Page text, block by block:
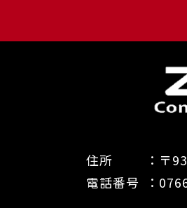
住所
〒
電話番号